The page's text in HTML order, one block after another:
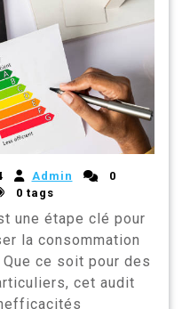
Admin
0
0 tags
une étape clé pour
la consommation
Que ce soit pour des
cet audit